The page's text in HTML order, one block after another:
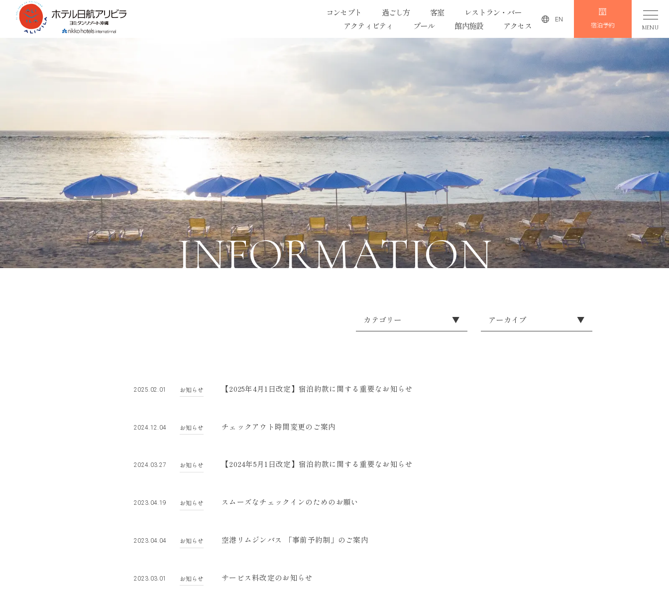
コンセプト 過ごし方 客室
レストラン・バー
アクティビティ
プール 館内施設 アクセス
EN
宿泊予約 MENU
INFORMATION
カテゴリー ▼ アーカイブ ▼
2025.02.01 お知らせ 【2025年4月1日改定】宿泊約款に関する重要なお知らせ
2024.12.04 お知らせ チェックアウト時間変更のご案内
2024.03.27 お知らせ 【2024年5月1日改定】宿泊約款に関する重要なお知らせ
2023.04.19 お知らせ スムーズなチェックインのためのお願い
2023.04.04 お知らせ 空港リムジンバス 「事前予約制」のご案内
2023.03.01 お知らせ サービス料改定のお知らせ